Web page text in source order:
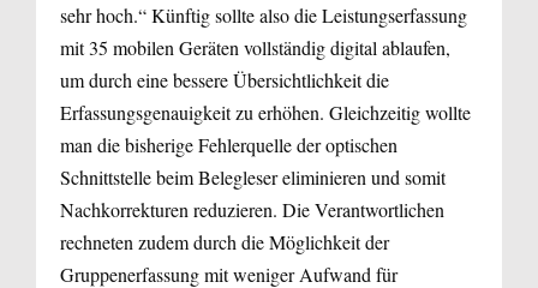
sehr hoch.“ Künftig sollte also die Leistungserfassung
mit 35 mobilen Geräten vollständig digital ablaufen,
um durch eine bessere Übersichtlichkeit die
Erfassungsgenauigkeit zu erhöhen. Gleichzeitig wollte
man die bisherige Fehlerquelle der optischen
Schnittstelle beim Belegleser eliminieren und somit
Nachkorrekturen reduzieren. Die Verantwortlichen
rechneten zudem durch die Möglichkeit der
Gruppenerfassung mit weniger Aufwand für